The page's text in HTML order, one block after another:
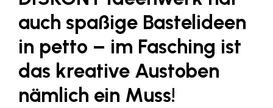
kosaplaner
LAT Nitrogen
Libro
Lidl Österreich
Die Menü-Manufaktur
auch spaßige Bastelideen
in petto – im Fasching ist
das kreative Austoben
nämlich ein Muss!